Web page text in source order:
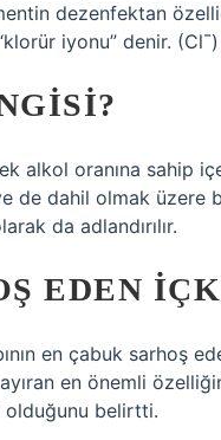
dezenfektan
iyonu” denir.
alkol oranına sahip
de dahil olmak üzere
da adlandırılır.
EDEN
en çabuk sarhoş
en önemli
olduğunu belirtti.